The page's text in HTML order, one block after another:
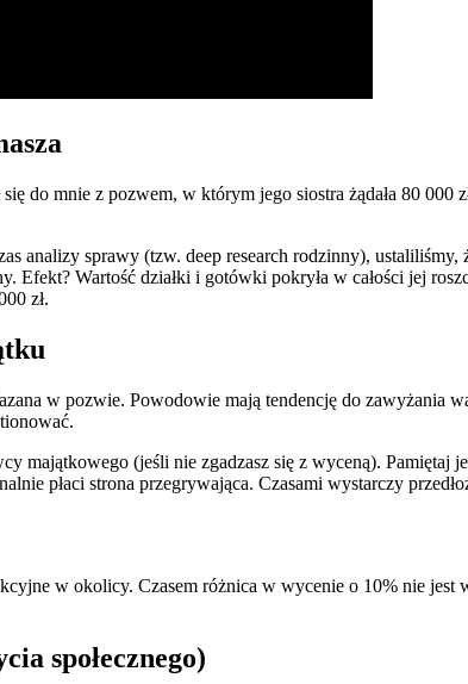
do mnie z pozwem, w którym jego siostra żądała 80 000
analizy sprawy (tzw. deep research rodzinny),
Wartość działki i gotówki pokryła w całości jej
zł.
w pozwie. Powodowie mają tendencję do zawyżania
majątkowego (jeśli nie zgadzasz się z wyceną). Pamiętaj
płaci strona przegrywająca. Czasami wystarczy
w okolicy. Czasem różnica w wycenie o 10% nie
społecznego)